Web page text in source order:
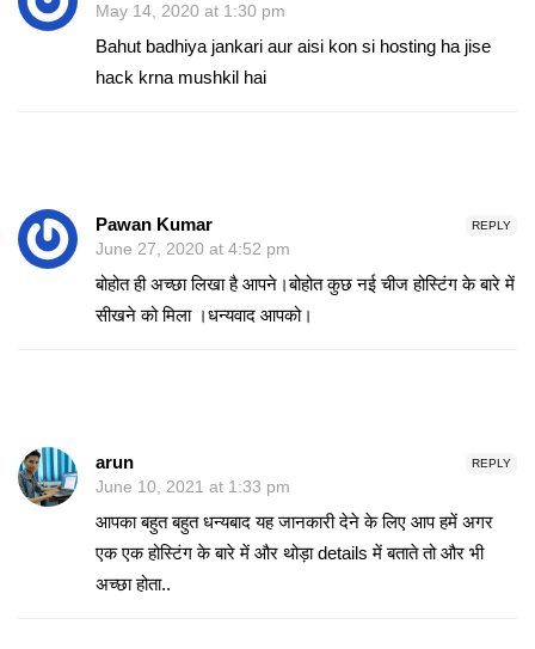
May 14, 2020 at 1:30 pm
Bahut badhiya jankari aur aisi kon si hosting ha jise
hack krna mushkil hai
REPLY
Pawan Kumar
June 27, 2020 at 4:52 pm
बोहोत ही अच्छा लिखा है आपने।बोहोत कुछ नई चीज होस्टिंग के बारे में
सीखने को मिला ।धन्यवाद आपको।
REPLY
arun
June 10, 2021 at 1:33 pm
आपका बहुत बहुत धन्यबाद यह जानकारी देने के लिए आप हमें अगर
एक एक होस्टिंग के बारे में और थोड़ा details में बताते तो और भी
अच्छा होता..